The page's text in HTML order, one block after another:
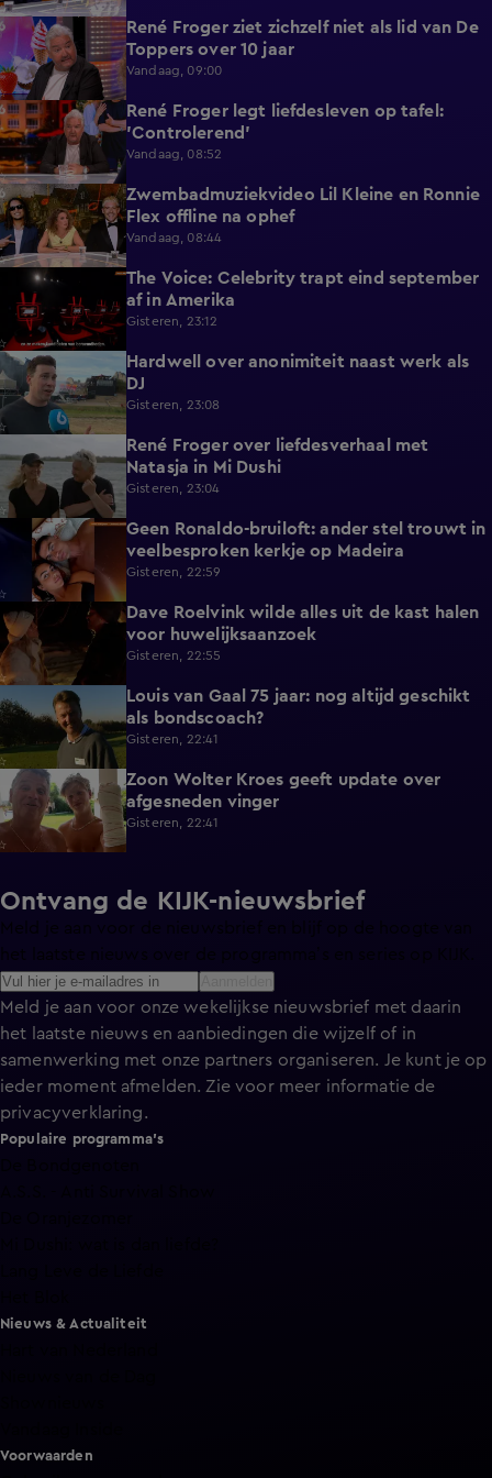
3:01
René Froger ziet zichzelf niet als lid van De
Toppers over 10 jaar
Vandaag, 09:00
6:43
René Froger legt liefdesleven op tafel:
'Controlerend'
Vandaag, 08:52
1:32
Zwembadmuziekvideo Lil Kleine en Ronnie
Flex offline na ophef
Vandaag, 08:44
The Voice: Celebrity trapt eind september
af in Amerika
Gisteren, 23:12
1:25
Hardwell over anonimiteit naast werk als
DJ
Gisteren, 23:08
René Froger over liefdesverhaal met
Natasja in Mi Dushi
Gisteren, 23:04
1:01
Geen Ronaldo-bruiloft: ander stel trouwt in
veelbesproken kerkje op Madeira
Gisteren, 22:59
1:37
Dave Roelvink wilde alles uit de kast halen
voor huwelijksaanzoek
Gisteren, 22:55
1:16
Louis van Gaal 75 jaar: nog altijd geschikt
als bondscoach?
Gisteren, 22:41
0:59
Zoon Wolter Kroes geeft update over
afgesneden vinger
Gisteren, 22:41
Ontvang de KIJK-nieuwsbrief
Meld je aan voor de nieuwsbrief en blijf op de hoogte van
Meld je aan voor onze wekelijkse nieuwsbrief met daarin
het laatste nieuws en aanbiedingen die wijzelf of in
samenwerking met onze partners organiseren. Je kunt je op
ieder moment afmelden. Zie voor meer informatie de
privacyverklaring.
Populaire programma's
Nieuws & Actualiteit
Voorwaarden